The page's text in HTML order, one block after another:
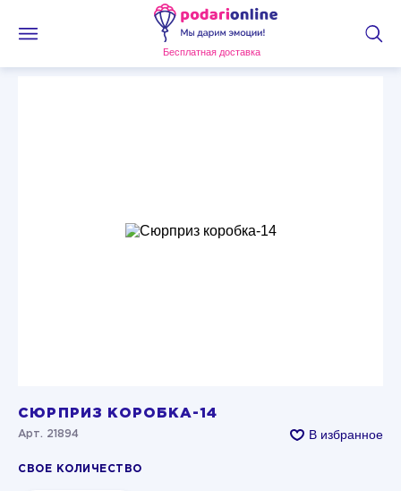
Бесплатная доставка
СЮРПРИЗ КОРОБКА-14
Арт. 21894 В избранное
СВОЕ КОЛИЧЕСТВО